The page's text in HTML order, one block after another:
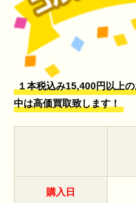
１本税込み15,400円以上
中は高価買取致します！
購入日